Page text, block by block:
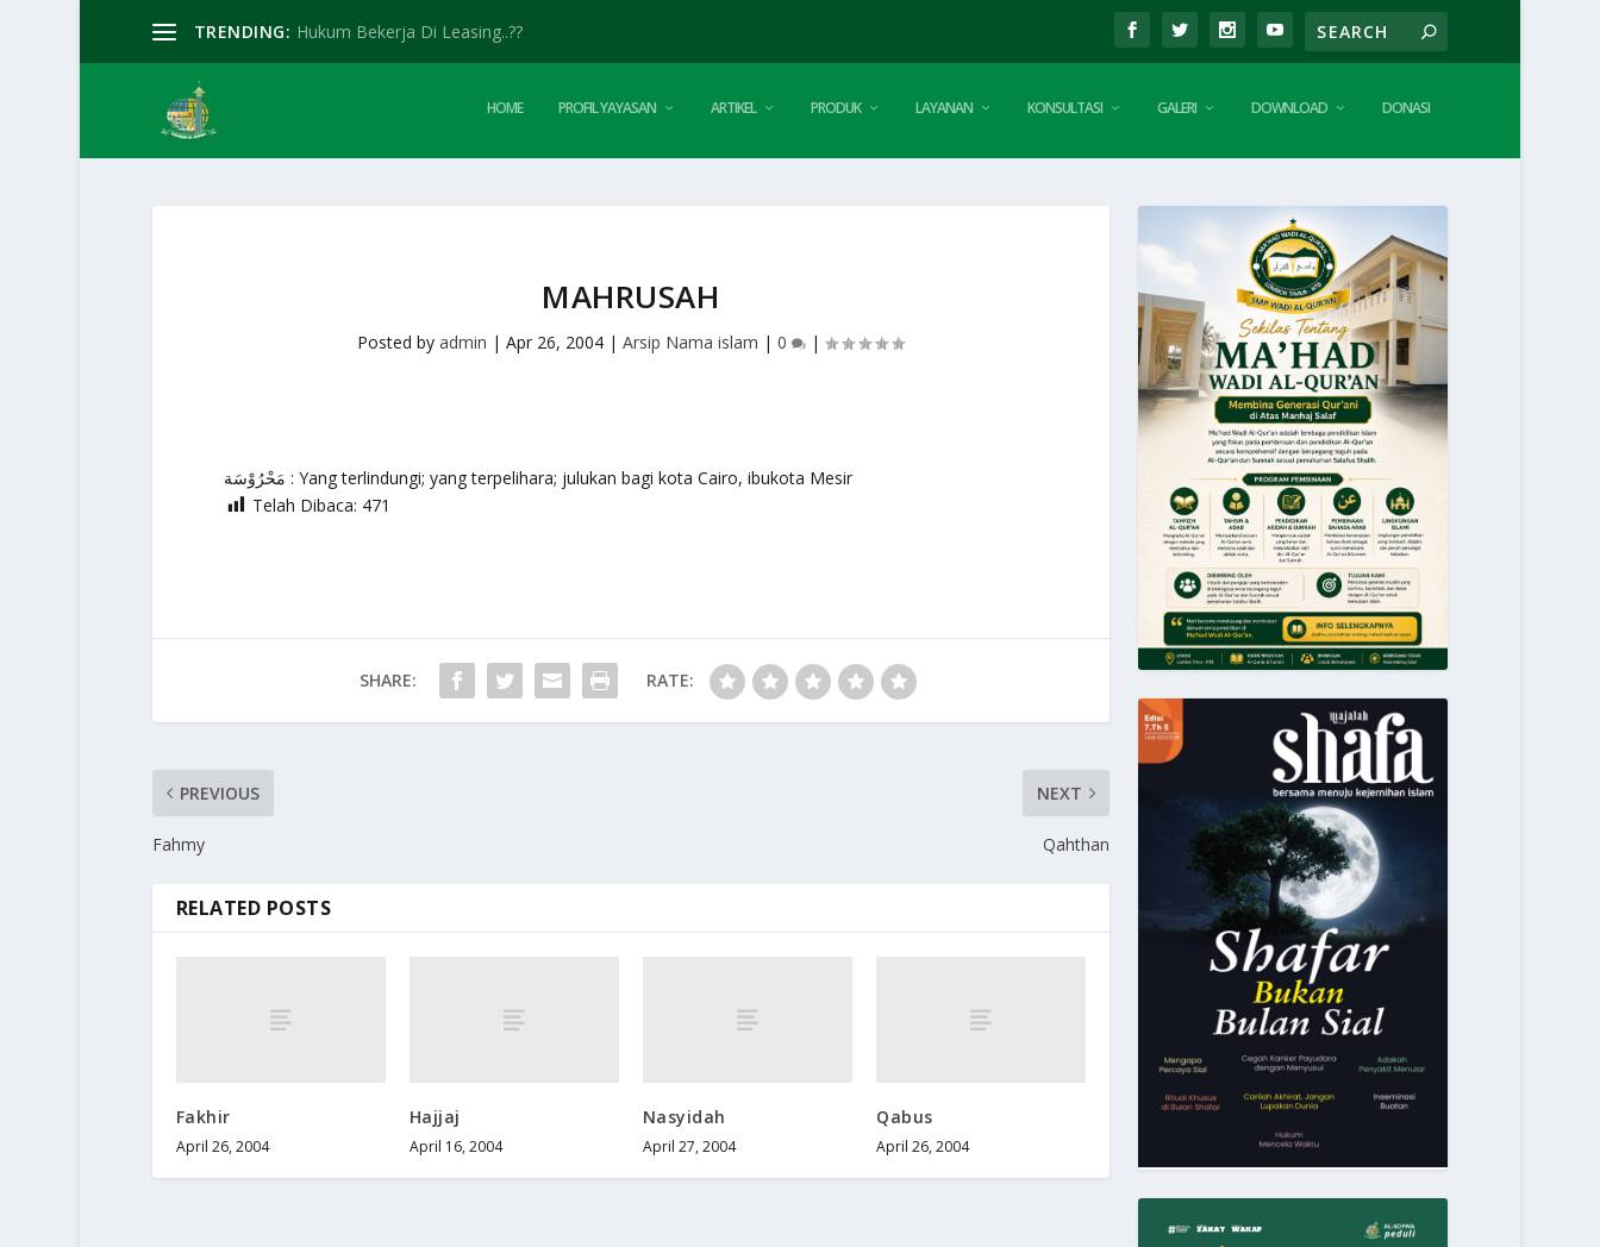
TRENDING: Hukum Bekerja Di Leasing..??
HOME PROFIL YAYASAN ARTIKEL PRODUK LAYANAN KONSULTASI GALERI DOWNLOAD DONASI
MAHRUSAH
Posted byadmin |Apr 26, 2004 |Arsip Nama islam |0 |
مَحْرُوْسَة : Yang terlindungi; yang terpelihara; julukan bagi kota Cairo, ibukota Mesir
Telah Dibaca: 471
SHARE: RATE:
PREVIOUS
Fahmy
NEXT
Qahthan
RELATED POSTS
Fakhir
April 26, 2004
Hajjaj
April 16, 2004
Nasyidah
April 27, 2004
Qabus
April 26, 2004